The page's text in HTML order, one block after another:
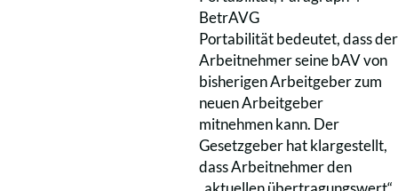
BetrAVG
Portabilität bedeutet, dass der
Arbeitnehmer seine bAV von
bisherigen Arbeitgeber zum
neuen Arbeitgeber
mitnehmen kann. Der
Gesetzgeber hat klargestellt,
dass Arbeitnehmer den